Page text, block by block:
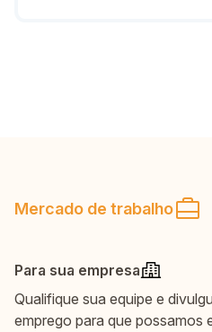
Mercado de trabalho
Para sua empresa
Qualifique sua equipe e
emprego para que possamos